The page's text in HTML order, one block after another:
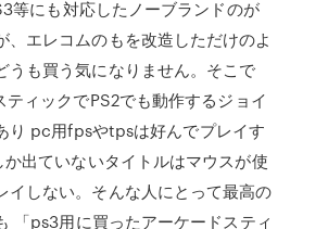
等にも対応したノーブランドのが
、エレコムのもを改造しただけのよ
うも買う気になりません。そこで
ティックでPS2でも動作するジョイ
り pc用fpsやtpsは好んでプレイす
出ていないタイトルはマウスが使
イしない。そんな人にとって最高の
「ps3用に買ったアーケードスティ